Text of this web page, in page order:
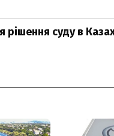
суду в